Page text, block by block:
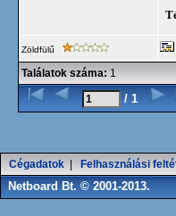
Zöldfülű
Találatok száma: 1
/ 1
Cégadatok Felhasználási
Netboard Bt. © 2001-2013.